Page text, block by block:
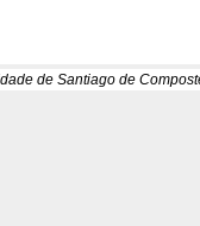
de Santiago de